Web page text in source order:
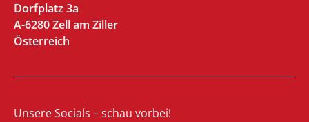
Dorfplatz 3a
A-6280 Zell am Ziller
Österreich
Unsere Socials – schau vorbei!